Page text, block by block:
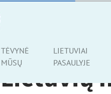
TĖVYNĖ
MŪSŲ
LIETUVIAI
PASAULYJE
SPORTAS
Lietuvių